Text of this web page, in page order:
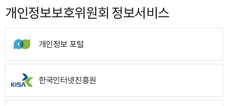
개인정보보호위원회 정보서비스
개인정보 포털
한국인터넷진흥원